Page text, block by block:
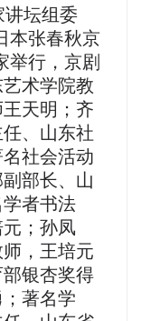
坛组委
本张春秋京
举行，京剧
术学院教
天明；齐
、山东社
社会活动
部长、山
者书法
；孙凤
，王培元
银杏奖得
著名学